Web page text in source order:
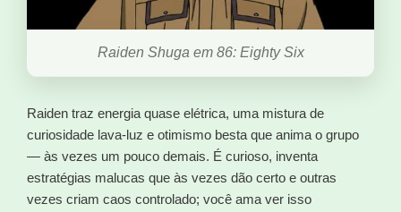
Raiden Shuga em 86: Eighty Six
Raiden traz energia quase elétrica, uma mistura de
curiosidade lava-luz e otimismo besta que anima o grupo
— às vezes um pouco demais. É curioso, inventa
estratégias malucas que às vezes dão certo e outras
vezes criam caos controlado; você ama ver isso